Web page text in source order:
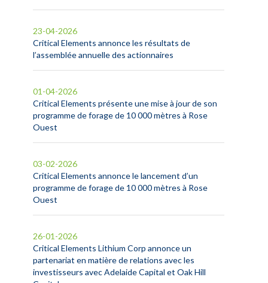
Critical Elements annonce les résultats de
l’assemblée annuelle des actionnaires
23-04-2026
Critical Elements présente une mise à jour de son
programme de forage de 10 000 mètres à Rose
Ouest
01-04-2026
Critical Elements annonce le lancement d’un
programme de forage de 10 000 mètres à Rose
Ouest
03-02-2026
Critical Elements Lithium Corp annonce un
partenariat en matière de relations avec les
investisseurs avec Adelaide Capital et Oak Hill
26-01-2026